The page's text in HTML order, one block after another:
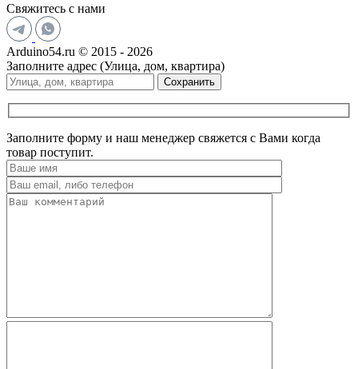
Свяжитесь с нами
Arduino54.ru © 2015 - 2026
Заполните адрес (Улица, дом, квартира)
Сохранить
Заполните форму и наш менеджер свяжется с Вами когда
товар поступит.